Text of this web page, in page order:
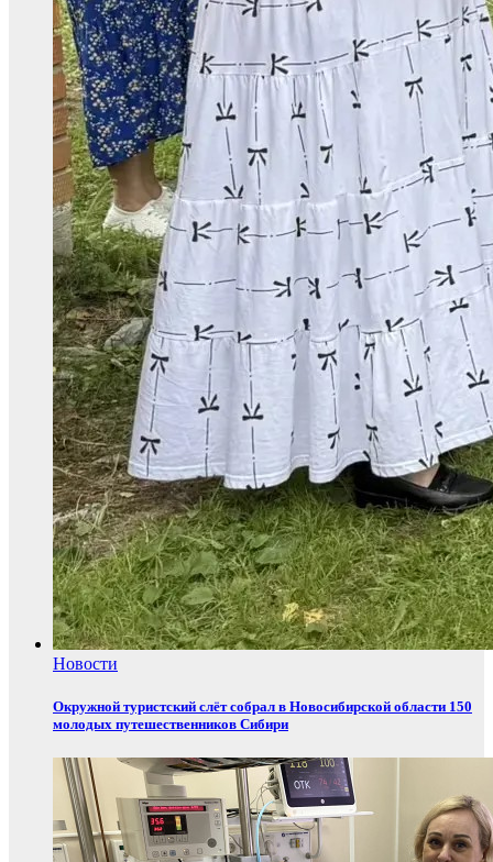
Новости
Окружной туристский слёт собрал в Новосибирской области 150
молодых путешественников Сибири